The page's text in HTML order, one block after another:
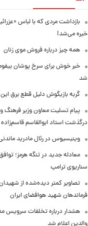
بازداشت مردی که با لباس
خیره می‌شد!
همه چیز درباره فروش موی زنان
خبر خوش برای سرخ پوشان
شد
گربه بازیگوش دلیل قطع برق
پیام تسلیت معاون وزیر فرهنگ
درگذشت استاد ابوالقاسم قاسم‌زاده
وینیسیوس در رئال مادرید
معادله جدید در تنگه هرمز؛
سناریوی ترامپ
تصاویر کمتر دیده‌شده از
فرماندهان شهید هوافضای ایران
هشدار درباره تخلفات سرویس
والدین اعلام شد